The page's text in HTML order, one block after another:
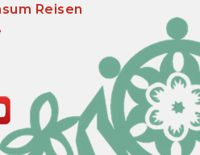
Reisen